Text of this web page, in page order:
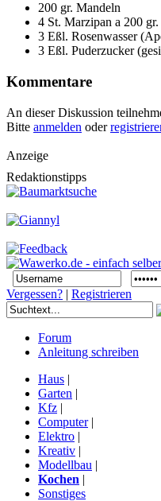
200 gr. Mandeln
4 St. Marzipan a 200 gr.
3 Eßl. Rosenwasser
3 Eßl. Puderzucker
Kommentare
An dieser Diskussion
Bitte anmelden oder
Anzeige
Redaktionstipps
Vergessen? | Registrieren
Forum
Anleitung schreiben
Haus |
Garten |
Kfz |
Computer|
Elektro |
Kreativ |
Modellbau |
Kochen |
Sonstiges